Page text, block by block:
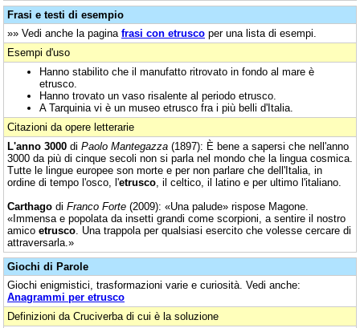
Frasi e testi di esempio
»» Vedi anche la pagina frasi con etrusco per una lista di esempi.
Esempi d'uso
Hanno stabilito che il manufatto ritrovato in fondo al mare è
etrusco.
Hanno trovato un vaso risalente al periodo etrusco.
A Tarquinia vi è un museo etrusco fra i più belli d'Italia.
Citazioni da opere letterarie
L'anno 3000 di Paolo Mantegazza (1897): È bene a sapersi che nell'anno
3000 da più di cinque secoli non si parla nel mondo che la lingua cosmica.
Tutte le lingue europee son morte e per non parlare che dell'Italia, in
ordine di tempo l'osco, l'etrusco , il celtico, il latino e per ultimo l'italiano.
Carthago di Franco Forte (2009): «Una palude» rispose Magone.
«Immensa e popolata da insetti grandi come scorpioni, a sentire il nostro
amico etrusco . Una trappola per qualsiasi esercito che volesse cercare di
attraversarla.»
Giochi di Parole
Giochi enigmistici, trasformazioni varie e curiosità. Vedi anche:
Anagrammi per etrusco
Definizioni da Cruciverba di cui è la soluzione